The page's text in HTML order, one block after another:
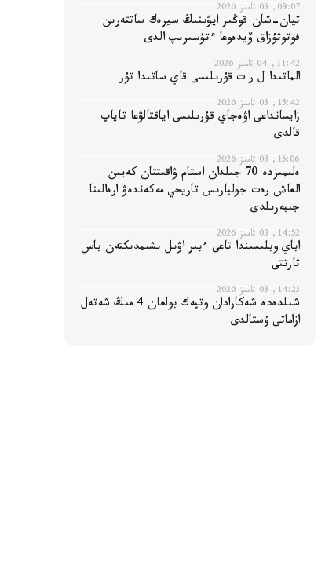
09:07, 05 تامىز 2026
تيان-شان قوڭىر ايۋىنىڭ سيرەك ساتتەرىن
فوتوتۇزاق ۆيدەوعا ءتۇسىرىپ الدى
11:42, 04 تامىز 2026
الماتىدا ل ر ت قۇرىلىسى قاي ساتىدا تۇر
15:42, 03 تامىز 2026
زايسانداعى اۋەجاي قۇرىلىسى اياقتالۋعا تاياپ
قالدى
15:06, 03 تامىز 2026
ەلىمىزدە 70 جىلدان استام ۋاقىتتان كەيىن
العاش رەت جولبارىس تاريحي مەكەندەۋ ارەالىنا
جىبەرىلدى
14:52, 03 تامىز 2026
اباي وبلىسىندا تاعى ءبىر اۋىل ىشىمدىكتەن باس
تارتتى
14:23, 03 تامىز 2026
شىلدەدە شەكارادان وتپەك بولعان 4 مىڭ شەتەل
ازاماتى ۇستالدى